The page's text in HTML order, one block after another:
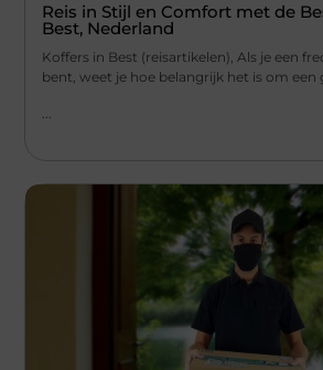
Reis in Stijl en Comfort met de
Best, Nederland
Koffers in Best (reisartikelen), Als je een
bent, weet je hoe belangrijk het is om een